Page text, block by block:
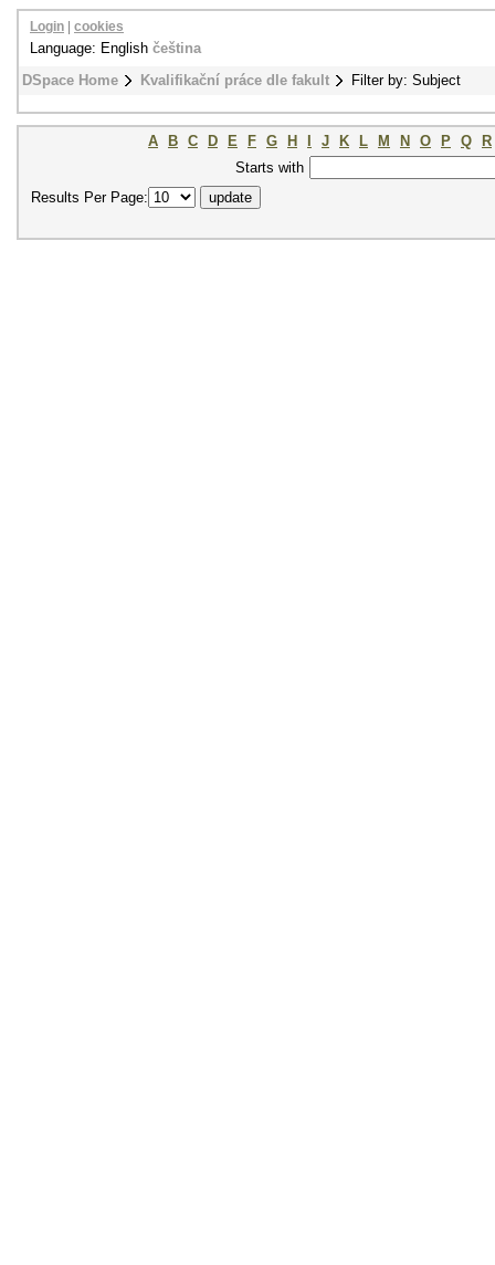
DSpace Home Kvalifikační práce dle fakult Filter by: Subject
Login cookies
Language: English čeština
A B C D E F G H J K L M N O P Q
R
Starts with
Results Per Page: